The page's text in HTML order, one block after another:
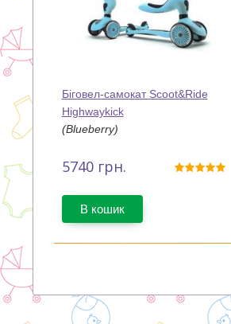
Біговел-самокат Scoot&Ride
Highwaykick
(Blueberry)
5740грн.
В кошик